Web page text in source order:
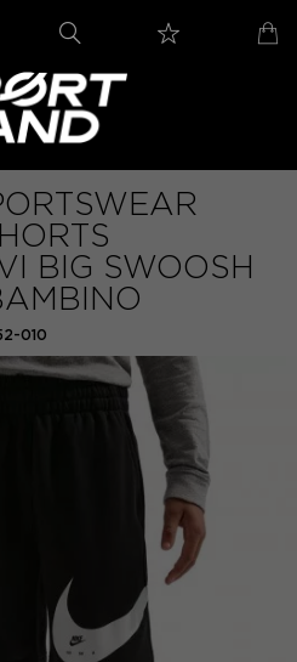
BIG SWOOSH
010